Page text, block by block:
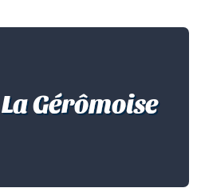
Gérômoise